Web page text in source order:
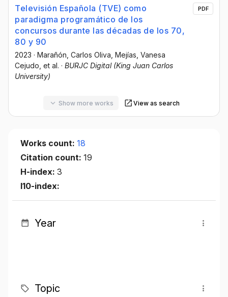
Televisión Española (TVE) como
paradigma programático de los
concursos durante las décadas de los 70,
80 y 90
2023 · Marañón, Carlos Oliva , Mejías, Vanesa
Cejudo , et al. · BURJC Digital (King Juan Carlos
University)
PDF
Show more works View as search
Works count: 18
Citation count: 19
H-index: 3
I10-index:
Year
Topic